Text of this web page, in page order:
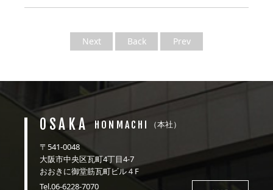
Next Back Prev
OSAKA HONMACHI （本社）
〒541-0048
大阪市中央区瓦町4丁目4-7
おおきに御堂筋瓦町ビル４F
Tel.06-6228-7070